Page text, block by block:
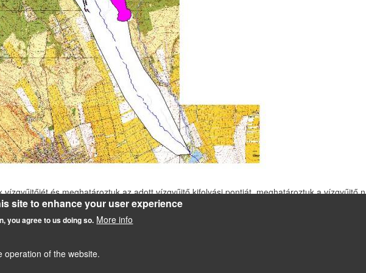
vízgyűjtőjét és meghatároztuk az adott vízgyűjtő kifolyási pontját, meghatároztuk a vízgyűjtő
mellé pedig felvittük a feltérképezett szennyezőforrásokat.
bánya vízgyűjtőterületének kockázatfelmérésére
site to enhance your user experience
you agree to us doing so. More info
operation of the website.